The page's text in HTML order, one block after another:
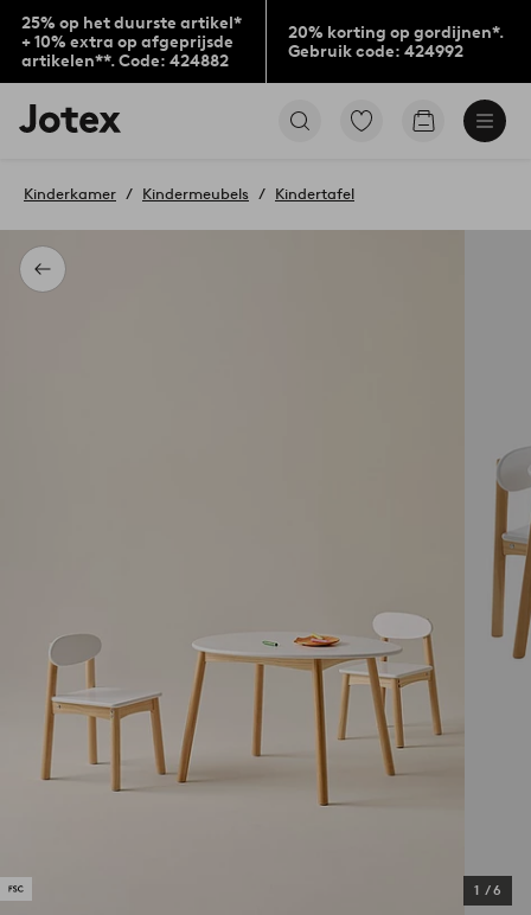
25% op het duurste artikel*
+ 10% extra op afgeprijsde
artikelen**. Code: 424882
20% korting op gordijnen*.
Gebruik code: 424992
Jotex
logo
to
home
page
Ga
Go
Terug
Kinderkamer Kindermeubels Kindertafel
1 /6